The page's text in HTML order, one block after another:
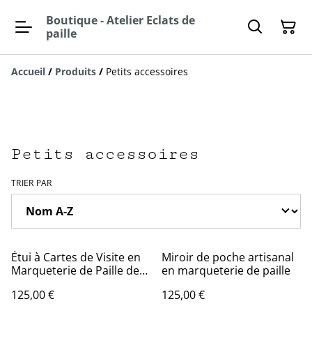
Boutique - Atelier Eclats de
paille
Accueil / Produits / Petits accessoires
Petits accessoires
TRIER PAR
Étui à Cartes de Visite en
Marqueterie de Paille de
Géométrique Abstrait
125,00 €
Miroir de poche artisanal
en marqueterie de paille
125,00 €